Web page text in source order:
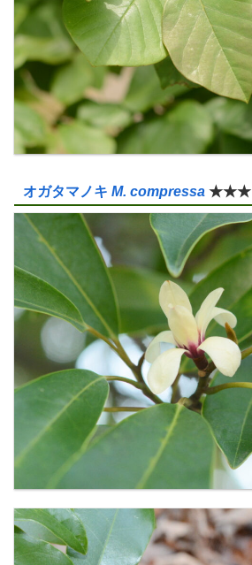
オガタマノキ M. compressa ★★★